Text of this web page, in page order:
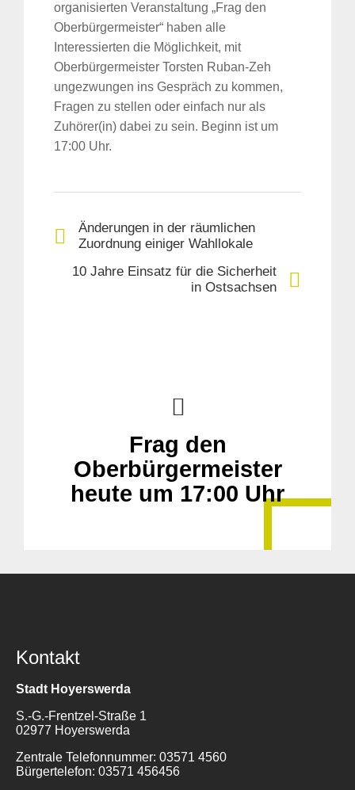
organisierten Veranstaltung „Frag den
Oberbürgermeister“ haben alle
Interessierten die Möglichkeit, mit
Oberbürgermeister Torsten Ruban-Zeh
ungezwungen ins Gespräch zu kommen,
Fragen zu stellen oder einfach nur als
Zuhörer(in) dabei zu sein. Beginn ist um
17:00 Uhr.
Änderungen in der räumlichen
Zuordnung einiger Wahllokale
10 Jahre Einsatz für die Sicherheit
in Ostsachsen
Frag den
Oberbürgermeister
heute um 17:00 Uhr
Kontakt
Stadt Hoyerswerda
S.-G.-Frentzel-Straße 1
02977 Hoyerswerda
Zentrale Telefonnummer: 03571 4560
Bürgertelefon: 03571 456456